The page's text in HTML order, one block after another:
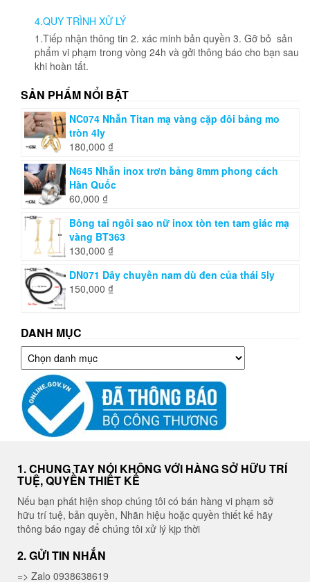
4.QUY TRÌNH XỬ LÝ
1.Tiếp nhận thông tin 2. xác minh bản quyền 3. Gỡ bỏ sản
phẩm vi phạm trong vòng 24h và gởi thông báo cho bạn sau
khi hoàn tất.
SẢN PHẨM NỔI BẬT
NC074 Nhẫn Titan mạ vàng cặp đôi bảng mo
tròn 4ly
180,000 ₫
N645 Nhẫn inox trơn bảng 8mm phong cách
Hàn Quốc
60,000 ₫
Bông tai ngôi sao nữ inox tòn ten tam giác mạ
vàng BT363
130,000 ₫
DN071 Dây chuyền nam dù đen của thái 5ly
150,000 ₫
DANH MỤC
Danh
mục
1. CHUNG TAY NÓI KHÔNG VỚI HÀNG SỞ HỮU TRÍ
TUỆ, QUYỀN THIẾT KẾ
Nếu bạn phát hiện shop chúng tôi có bán hàng vi phạm sở
hữu trí tuệ, bản quyền, Nhãn hiệu hoặc quyền thiết kế hãy
thông báo ngay để chúng tôi xử lý kịp thời
2. GỬI TIN NHẮN
=> Zalo 0938638619